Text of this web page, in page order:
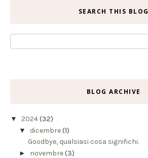
SEARCH THIS BLOG
BLOG ARCHIVE
▼ 2024(32)
▼ dicembre(1)
Goodbye, qualsiasi cosa significhi.
► novembre(3)